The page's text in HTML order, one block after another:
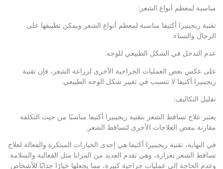
مناسبة لمعظم أنواع الشعر:
تقنية ريجينيرا أكتيفا مناسبة لمعظم أنواع الشعر ويمكن تطبيقها على
الرجال والنساء.
عدم التدخل في الشكل الطبيعي للوجه:
على عكس بعض العمليات الجراحية الأخرى لزراعة الشعر، فإن تقنية
ريجينيرا أكتيفا لا تتسبب في تغيير شكل الوجه الطبيعي.
تقليل التكاليف:
يعتبر علاج تساقط الشعر بتقنية ريجينيرا أكتيفا مناسبًا من حيث التكلفة
مقارنة ببعض العلاجات الأخرى لتساقط الشعر.
في النهاية، تقنية ريجينيرا أكتيفا هي إحدى الخيارات المبتكرة والفعالة لعلاج
تساقط الشعر بغزارة، وهي تقدم العديد من المزايا مثل الفعالية والسلامة
وعدم الحاجة إلى عمليات جراحية كبيرة، مما يجعلها خيارًا جذابًا للأشخاص